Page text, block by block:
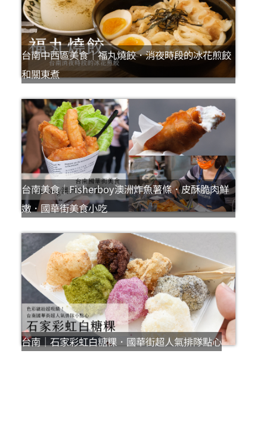
台南中西區美食｜福丸燒餃．消夜時段的冰花煎餃
和關東煮
台南美食｜Fisherboy澳洲炸魚薯條．皮酥脆肉鮮
嫩．國華街美食小吃
台南｜石家彩虹白糖粿．國華街超人氣排隊點心